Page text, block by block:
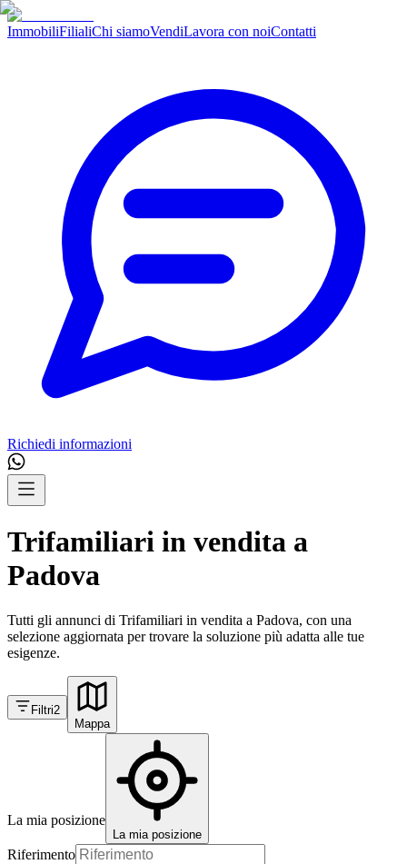
ImmobiliFilialiChi siamoVendiLavora con noiContatti
Richiedi informazioni
Trifamiliari in vendita a
Padova
Tutti gli annunci di Trifamiliari in vendita a Padova, con una
selezione aggiornata per trovare la soluzione più adatta alle tue
esigenze.
Filtri2
Mappa
La mia posizione
La mia posizione
Riferimento